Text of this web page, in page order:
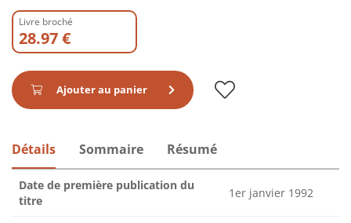
Livre broché
28.97 €
Ajouter au panier
Détails Sommaire Résumé
Date de première publication du
titre
1er janvier 1992